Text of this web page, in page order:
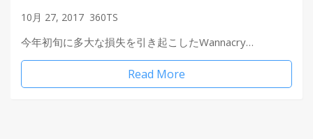
10月 27, 2017 360TS
今年初旬に多大な損失を引き起こしたWannacry…
Read More